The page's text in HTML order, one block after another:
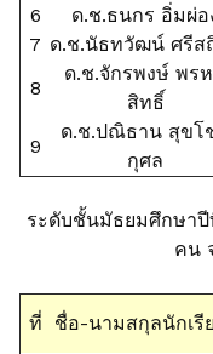
6
ด.ช.ธนกร อิ่มผ่อ
7 ด.ช.นัธทวัฒน์ ศรีส
8
ด.ช.จักรพงษ์ พร
สิทธิ์
9
ด.ช.ปณิธาน สุขโ
กุศล
ระดับชั้นมัธยมศึกษา
คน
ที่ ชื่อ-นามสกุลนักเรี